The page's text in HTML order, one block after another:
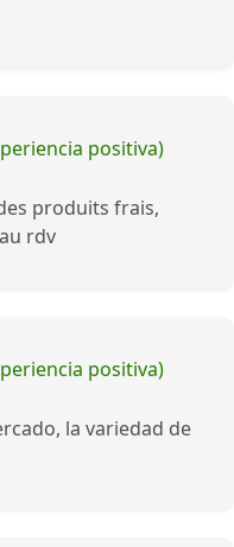
positiva)
produits frais,
rdv
positiva)
la variedad de